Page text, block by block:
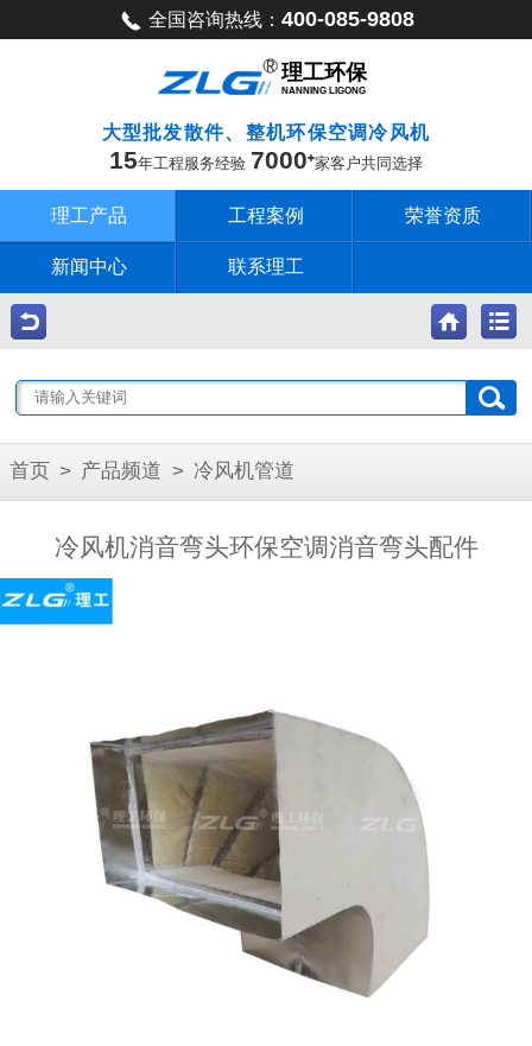
全国咨询热线： 400-085-9808
理工环保
NANNING LIGONG
大型批发散件、整机环保空调冷风机
15年工程服务经验 7000 家客户共同选择
理工产品 工程案例 荣誉资质
新闻中心 联系理工
首页 > 产品频道 > 冷风机管道
冷风机消音弯头环保空调消音弯头配件